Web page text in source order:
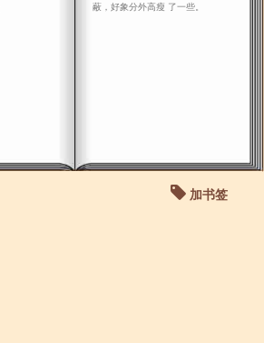
蔽，好象分外高瘦 了一些。
加书签